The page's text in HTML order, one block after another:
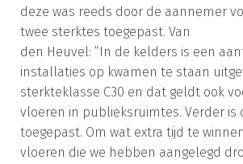
deze was reeds door de aannemer
twee sterktes toegepast. Van
den Heuvel: “In de kelders is een
installaties op kwamen te staan
sterkteklasse C30 en dat geldt ook
vloeren in publieksruimtes. Verder is
toegepast. Om wat extra tijd te
vloeren die we hebben aangelegd